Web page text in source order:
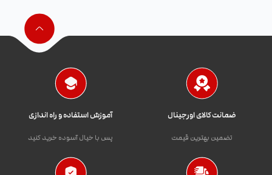
ضمانت کالای اورجینال
تضمین بهترین قیمت
آموزش استفاده و راه اندازی
پس با خیال آسوده خرید کنید